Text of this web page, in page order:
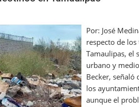
Por: José
respecto de
Tamaulipas, el
urbano y
Becker, señaló
los
aunque el